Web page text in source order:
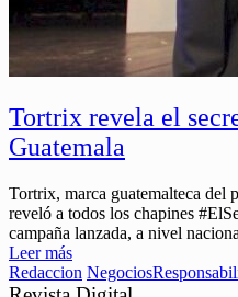
Tortrix revela el
Guatemala
Tortrix, marca guatemalteca del
reveló a todos los chapines
campaña lanzada, a nivel
Leer más
Redaccion Negocios